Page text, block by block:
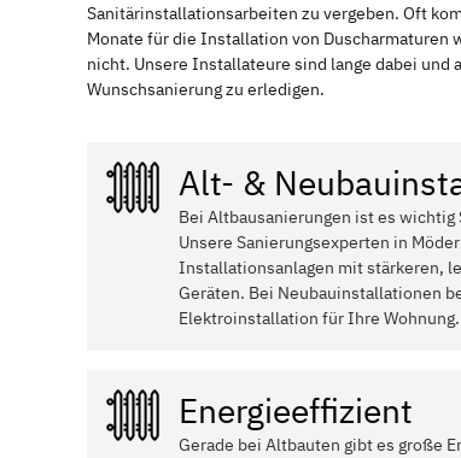
Sanitärinstallationsarbeiten zu vergeben. Oft
Monate für die Installation von Duscharmaturen
nicht. Unsere Installateure sind lange dabei
Wunschsanierung zu erledigen.
Alt- &
Bei Altbausanierungen ist es wichtig
Unsere Sanierungsexperten in
Installationsanlagen mit stärkeren,
Geräten. Bei Neubauinstallationen
Elektroinstallation für Ihre Wohnung.
Energieeffizient
Gerade bei Altbauten gibt es große